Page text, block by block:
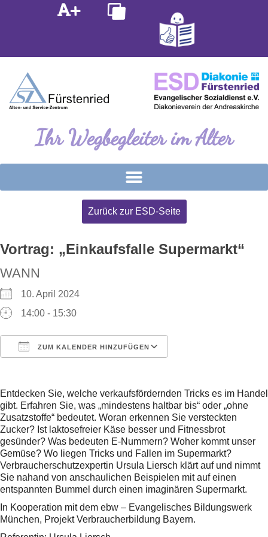
Ihr Wegbegleiter im Alter
Zurück zur ESD-Seite
Vortrag: „Einkaufsfalle Supermarkt“
WANN
10. April 2024
14:00 - 15:30
ZUM KALENDER HINZUFÜGEN
Entdecken Sie, welche verkaufsfördernden Tricks es im Handel
gibt. Erfahren Sie, was „mindestens haltbar bis“ oder „ohne
Zusatzstoffe“ bedeutet. Woran erkennen Sie versteckten
Zucker? Ist laktosefreier Käse besser und Fitnessbrot
gesünder? Was bedeuten E-Nummern? Woher kommt unser
Gemüse? Wo liegen Tricks und Fallen im Supermarkt?
Verbraucherschutzexpertin Ursula Liersch klärt auf und nimmt
Sie nahand von anschaulichen Beispielen mit auf einen
entspannten Bummel durch einen imaginären Supermarkt.
In Kooperation mit dem ebw – Evangelisches Bildungswerk
München, Projekt Verbraucherbildung Bayern.